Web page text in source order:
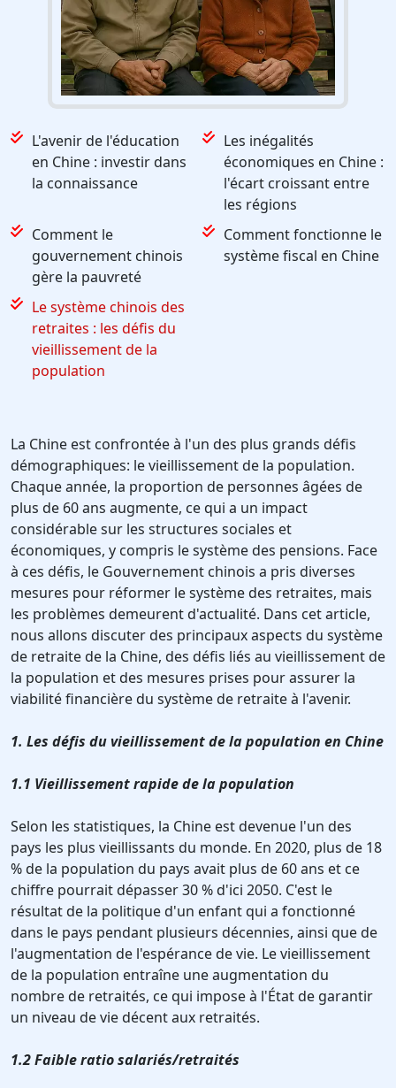
L'avenir de l'éducation
en Chine : investir dans
la connaissance
Les inégalités
économiques en Chine :
l'écart croissant entre
les régions
Comment le
gouvernement chinois
gère la pauvreté
Comment fonctionne le
système fiscal en Chine
Le système chinois des
retraites : les défis du
vieillissement de la
population
La Chine est confrontée à l'un des plus grands défis
démographiques: le vieillissement de la population.
Chaque année, la proportion de personnes âgées de
plus de 60 ans augmente, ce qui a un impact
considérable sur les structures sociales et
économiques, y compris le système des pensions. Face
à ces défis, le Gouvernement chinois a pris diverses
mesures pour réformer le système des retraites, mais
les problèmes demeurent d'actualité. Dans cet article,
nous allons discuter des principaux aspects du système
de retraite de la Chine, des défis liés au vieillissement de
la population et des mesures prises pour assurer la
viabilité financière du système de retraite à l'avenir.
1. Les défis du vieillissement de la population en Chine
1.1 Vieillissement rapide de la population
Selon les statistiques, la Chine est devenue l'un des
pays les plus vieillissants du monde. En 2020, plus de 18
% de la population du pays avait plus de 60 ans et ce
chiffre pourrait dépasser 30 % d'ici 2050. C'est le
résultat de la politique d'un enfant qui a fonctionné
dans le pays pendant plusieurs décennies, ainsi que de
l'augmentation de l'espérance de vie. Le vieillissement
de la population entraîne une augmentation du
nombre de retraités, ce qui impose à l'État de garantir
un niveau de vie décent aux retraités.
1.2 Faible ratio salariés/retraités